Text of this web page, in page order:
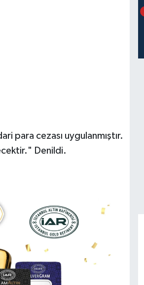
para cezası uygulanmıştır.
Denildi.